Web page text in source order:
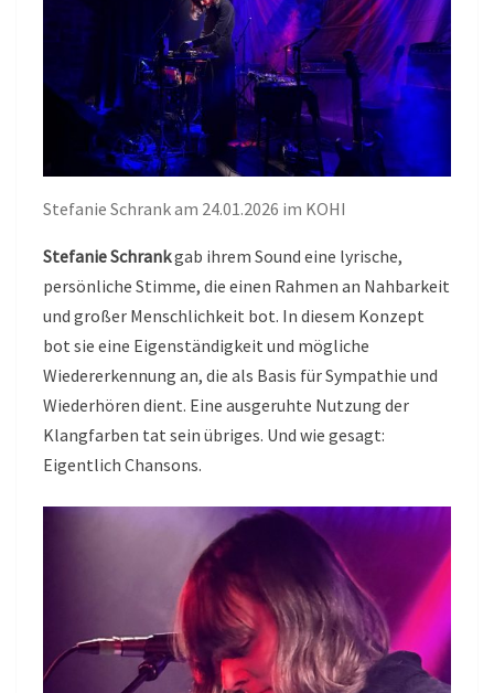
Stefanie Schrank am 24.01.2026 im KOHI
Stefanie Schrankgab ihrem Sound eine lyrische,
persönliche Stimme, die einen Rahmen an Nahbarkeit
und großer Menschlichkeit bot. In diesem Konzept
bot sie eine Eigenständigkeit und mögliche
Wiedererkennung an, die als Basis für Sympathie und
Wiederhören dient. Eine ausgeruhte Nutzung der
Klangfarben tat sein übriges. Und wie gesagt:
Eigentlich Chansons.